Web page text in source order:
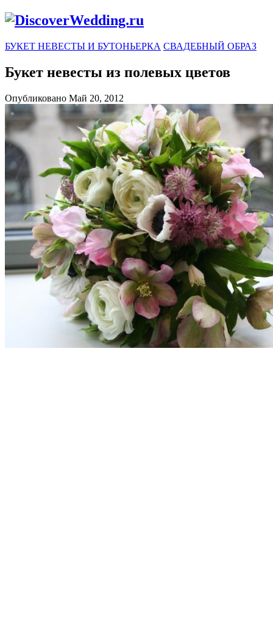
БУКЕТ НЕВЕСТЫ И БУТОНЬЕРКА СВАДЕБНЫЙ ОБРАЗ
Букет невесты из полевых цветов
Опубликовано Май 20, 2012